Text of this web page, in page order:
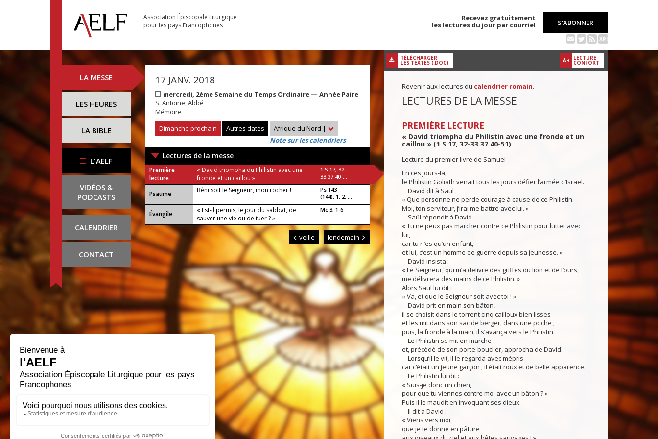
Association Épiscopale Liturgique
pour les pays Francophones
Recevez gratuitement
les lectures du jour par courriel
S'ABONNER
API
LA MESSE
LES HEURES
LA BIBLE
L'AELF
VIDÉOS &
PODCASTS
CALENDRIER
CONTACT
17 JANV. 2018
mercredi, 2ème Semaine du Temps Ordinaire — Année Paire
S. Antoine, Abbé
Mémoire
Dimanche prochain
Autres dates Afrique du Nord |
Note sur les calendriers
Lectures de la messe
Première
lecture
« David triompha du Philistin avec une
fronde et un caillou »
1 S 17, 32-
33.37.40-...
Psaume Béni soit le Seigneur, mon rocher !
Ps 143
(144), 1, 2, ...
Évangile
« Est-il permis, le jour du sabbat, de
sauver une vie ou de tuer ? »
Mc 3, 1-6
veille lendemain
A+ LECTURE
CONFORT
TÉLÉCHARGER
LES TEXTES (.DOC)
Revenir aux lectures du calendrier romain.
LECTURES DE LA MESSE
PREMIÈRE LECTURE
« David triompha du Philistin avec une fronde et un
caillou » (1 S 17, 32-33.37.40-51)
Lecture du premier livre de Samuel
En ces jours-là,
le Philistin Goliath venait tous les jours défier l’armée d’Israël.
David dit à Saül :
« Que personne ne perde courage à cause de ce Philistin.
Moi, ton serviteur, j’irai me battre avec lui. »
Saül répondit à David :
« Tu ne peux pas marcher contre ce Philistin pour lutter avec
lui,
car tu n’es qu’un enfant,
et lui, c’est un homme de guerre depuis sa jeunesse. »
David insista :
« Le Seigneur, qui m’a délivré des griffes du lion et de l’ours,
me délivrera des mains de ce Philistin. »
Alors Saül lui dit :
« Va, et que le Seigneur soit avec toi ! »
David prit en main son bâton,
il se choisit dans le torrent cinq cailloux bien lisses
et les mit dans son sac de berger, dans une poche ;
puis, la fronde à la main, il s’avança vers le Philistin.
Le Philistin se mit en marche
et, précédé de son porte-bouclier, approcha de David.
Lorsqu’il le vit, il le regarda avec mépris
car c’était un jeune garçon ; il était roux et de belle apparence.
Le Philistin lui dit :
« Suis-je donc un chien,
pour que tu viennes contre moi avec un bâton ? »
Puis il le maudit en invoquant ses dieux.
Il dit à David :
« Viens vers moi,
que je te donne en pâture